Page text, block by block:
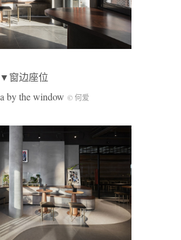
▼窗边座位
by the window © 何爱